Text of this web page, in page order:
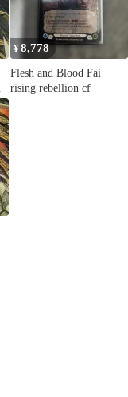
¥8,778
Flesh and Blood Fai
rising rebellion cf